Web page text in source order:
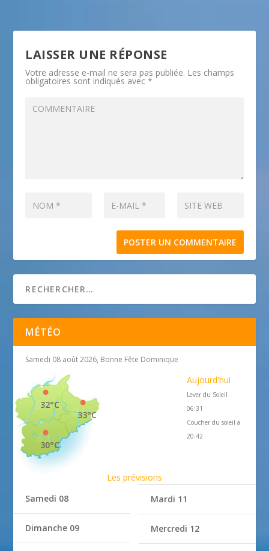
LAISSER UNE RÉPONSE
Votre adresse e-mail ne sera pas publiée. Les champs
obligatoires sont indiqués avec*
MÉTÉO
Samedi 08 août 2026, Bonne Fête Dominique
33°C
32°C
30°C
Aujourd'hui
Lever du Soleil
06:31
Coucher du soleil à
20:42
Les prévisions
Samedi 08
Dimanche 09
Mardi 11
Mercredi 12